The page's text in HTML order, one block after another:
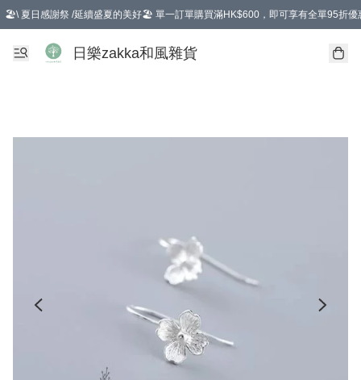
🏖️\ 夏日感謝祭 /延續盛夏的美好🏖️ 單一訂單購買滿HK$600，即可享有全單95折優
選擇GoGoX住宅/工商地址配送，單一訂單消費購物滿HK$680(折扣後），可享有
日樂zakka和風雜貨